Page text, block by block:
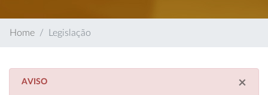
Home Legislação
×
AVISO